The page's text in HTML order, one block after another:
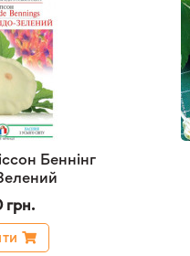
Беннінг
грн.